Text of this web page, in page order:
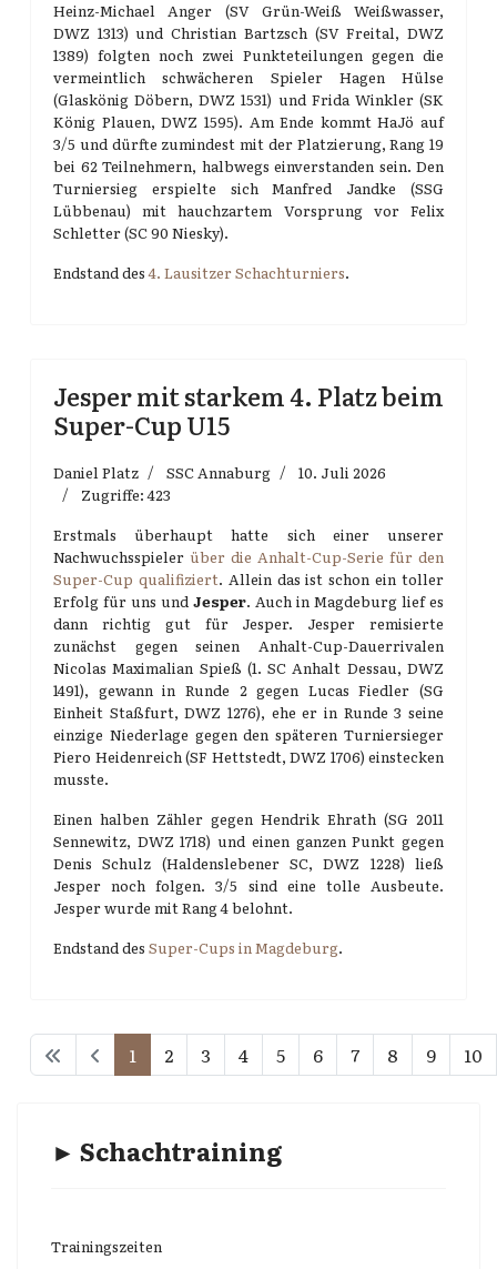
Heinz-Michael Anger (SV Grün-Weiß Weißwasser,
DWZ 1313) und Christian Bartzsch (SV Freital, DWZ
1389) folgten noch zwei Punkteteilungen gegen die
vermeintlich schwächeren Spieler Hagen Hülse
(Glaskönig Döbern, DWZ 1531) und Frida Winkler (SK
König Plauen, DWZ 1595). Am Ende kommt HaJö auf
3/5 und dürfte zumindest mit der Platzierung, Rang 19
bei 62 Teilnehmern, halbwegs einverstanden sein. Den
Turniersieg erspielte sich Manfred Jandke (SSG
Lübbenau) mit hauchzartem Vorsprung vor Felix
Schletter (SC 90 Niesky).
Endstand des4. Lausitzer Schachturniers.
Jesper mit starkem 4. Platz beim
Super-Cup U15
Daniel Platz SSC Annaburg
10. Juli 2026
Zugriffe: 423
Erstmals überhaupt hatte sich einer unserer
Nachwuchsspieler über die Anhalt-Cup-Serie für den
Super-Cup qualifiziert. Allein das ist schon ein toller
Erfolg für uns und Jesper. Auch in Magdeburg lief es
dann richtig gut für Jesper. Jesper remisierte
zunächst gegen seinen Anhalt-Cup-Dauerrivalen
Nicolas Maximalian Spieß (1. SC Anhalt Dessau, DWZ
1491), gewann in Runde 2 gegen Lucas Fiedler (SG
Einheit Staßfurt, DWZ 1276), ehe er in Runde 3 seine
einzige Niederlage gegen den späteren Turniersieger
Piero Heidenreich (SF Hettstedt, DWZ 1706) einstecken
musste.
Einen halben Zähler gegen Hendrik Ehrath (SG 2011
Sennewitz, DWZ 1718) und einen ganzen Punkt gegen
Denis Schulz (Haldenslebener SC, DWZ 1228) ließ
Jesper noch folgen. 3/5 sind eine tolle Ausbeute.
Jesper wurde mit Rang 4 belohnt.
Endstand des Super-Cups in Magdeburg.
1 2 3 4 5 6 7 8 9 10
► Schachtraining
Trainingszeiten